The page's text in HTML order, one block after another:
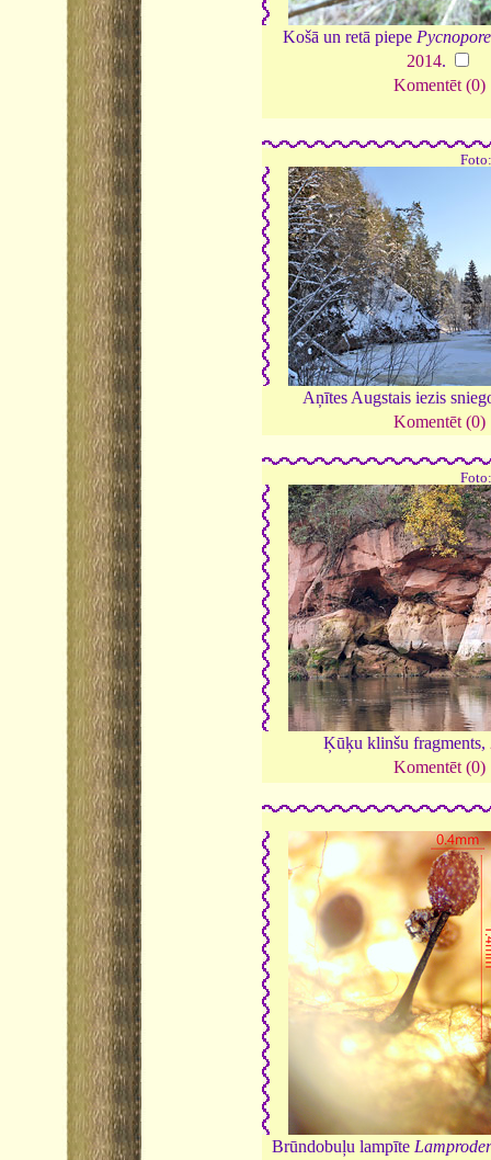
Košā un retā piepe
2014.
Komentēt (0)
Aņītes Augstais iezis
Komentēt (0)
Ķūķu klinšu fragments,
Komentēt (0)
Brūndobuļu lampīte